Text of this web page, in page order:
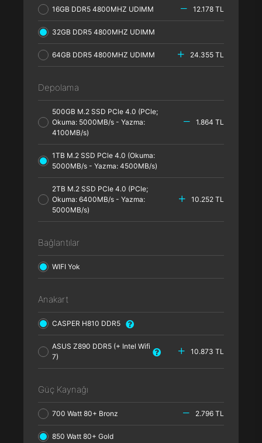
16GB DDR5 4800MHZ UDIMM 12.178 TL
32GB DDR5 4800MHZ UDIMM
64GB DDR5 4800MHZ UDIMM 24.355 TL
Depolama
500GB M.2 SSD PCle 4.0 (PCle;
Okuma: 5000MB/s - Yazma:
4100MB/s)
1.864 TL
1TB M.2 SSD PCle 4.0 (Okuma:
5000MB/s - Yazma: 4500MB/s)
2TB M.2 SSD PCle 4.0 (PCle;
Okuma: 6400MB/s - Yazma:
5000MB/s)
10.252 TL
Bağlantılar
WIFI Yok
Anakart
CASPER H810 DDR5
ASUS Z890 DDR5 (+ Intel Wifi
7)
10.873 TL
Güç Kaynağı
700 Watt 80+ Bronz 2.796 TL
850 Watt 80+ Gold